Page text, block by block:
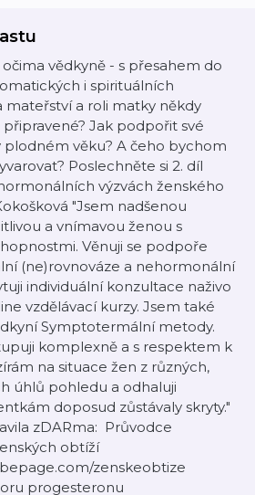
vědkyně - s přesahem do
i spirituálních
mateřství a roli matky někdy
připravené? Jak podpořit své
plodném věku? A čeho bychom
Poslechněte si 2. díl
výzvách ženského
"Jsem nadšenou
a vnímavou ženou s
Věnuji se podpoře
(ne)rovnováze a nehormonální
individuální konzultace naživo
vzdělávací kurzy. Jsem také
Symptotermální metody.
komplexně a s respektem k
na situace žen z různých,
úhlů pohledu a odhaluji
doposud zůstávaly skryty."
zDARma: Průvodce
obtíží
zenskeobtize
progesteronu